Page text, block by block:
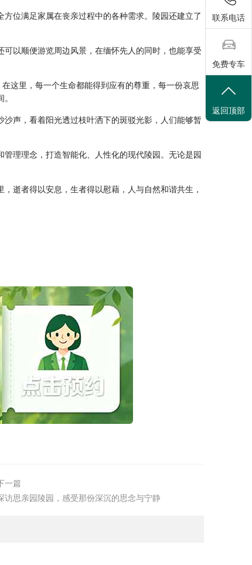
位满足家属在丧亲过程中的各种需求。陵园还建立了
以顺便游览周边风景，在缅怀先人的同时，也能享受
这里，每一个生命都能得到应有的尊重，每一份哀思
声，看着阳光透过枝叶洒下的斑驳光影，人们能够暂
理理念，打造智能化、人性化的现代陵园。无论是园
逝者得以安息，生者得以慰藉，人与自然和谐共生，
一篇
访思亲园陵园，感受那份深沉的思念与宁静
联系电话
免费专车
返回顶部